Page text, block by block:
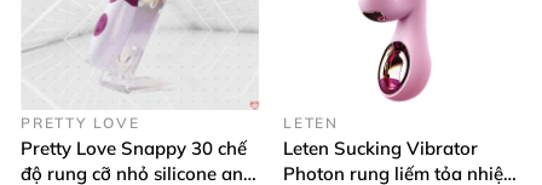
PRETTY LOVE
Pretty Love Snappy 30 chế
độ rung cỡ nhỏ silicone an
LETEN
Leten Sucking Vibrator
Photon rung liếm tỏa nhiệt